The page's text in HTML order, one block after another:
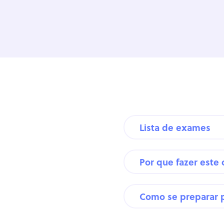
Lista de exames
Por que fazer este
Como se preparar